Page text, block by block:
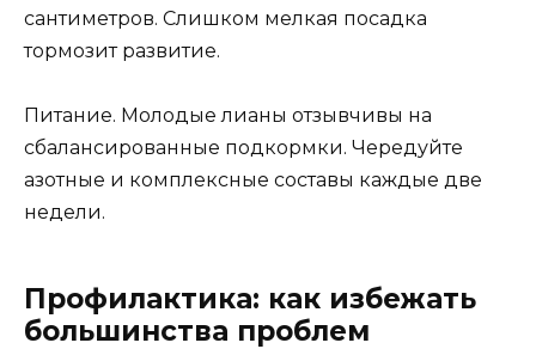
сантиметров. Слишком мелкая посадка
тормозит развитие.
Питание. Молодые лианы отзывчивы на
сбалансированные подкормки. Чередуйте
азотные и комплексные составы каждые две
недели.
Профилактика: как избежать
большинства проблем